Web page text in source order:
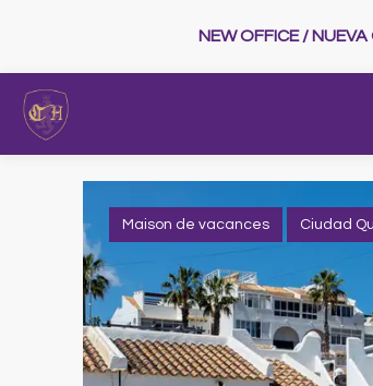
NEW OFFICE /
Maison de vacances Ciudad